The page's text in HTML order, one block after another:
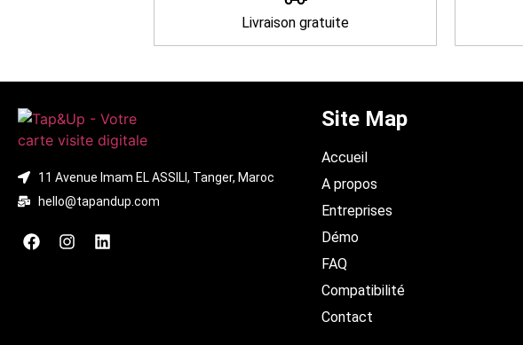
Livraison gratuite
11 Avenue Imam EL ASSILI, Tanger, Maroc
hello@tapandup.com
Site Map
Accueil
A propos
Entreprises
Démo
FAQ
Compatibilité
Contact